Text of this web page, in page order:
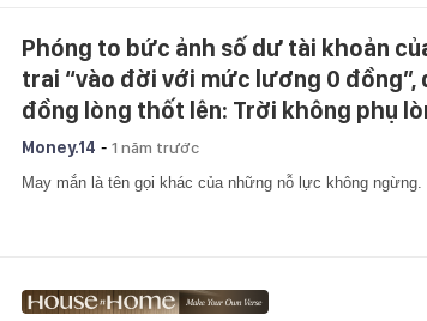
Phóng to bức ảnh số dư tài khoản
trai “vào đời với mức lương 0 đồng”,
đồng lòng thốt lên: Trời không phụ
Money.14 - 1 năm trước
May mắn là tên gọi khác của những nỗ lực không ngừng.